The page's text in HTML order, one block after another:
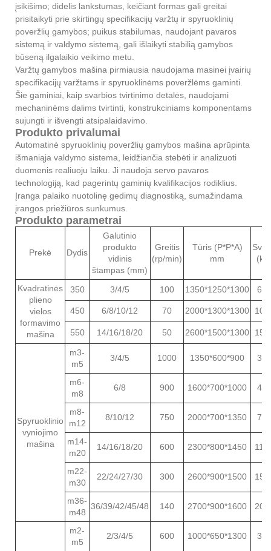
įsikišimo; didelis lankstumas, keičiant formas gali greitai
prisitaikyti prie skirtingų specifikacijų varžtų ir spyruoklinių
poveržlių gamybos; puikus stabilumas, naudojant pavaros
sistemą ir valdymo sistemą, gali išlaikyti stabilią gamybos
būseną ilgalaikio veikimo metu.
Varžtų gamybos mašina pirmiausia naudojama masinei įvairių
specifikacijų varžtams ir spyruoklinėms poveržlėms gaminti.
Šie gaminiai, kaip svarbios tvirtinimo detalės, naudojami
mechaninėms dalims tvirtinti, konstrukciniams komponentams
sujungti ir išvengti atsipalaidavimo.
Produkto privalumai
Automatinė spyruoklinių poveržlių gamybos mašina aprūpinta
išmaniąja valdymo sistema, leidžiančia stebėti ir analizuoti
duomenis realiuoju laiku. Ji naudoja servo pavaros
technologiją, kad pagerintų gaminių kvalifikacijos rodiklius.
Įranga palaiko nuotolinę gedimų diagnostiką, sumažindama
įrangos priežiūros sunkumus.
Produkto parametrai
Prekė Dydis
Galutinio
produkto
vidinis
štampas (mm)
Greitis
(rp/min)
Tūris (P*P*A)
mm
(kg)
Kvadratinės
plieno
vielos
formavimo
mašina
350 3/4/5 100 1350*1250*1300 650
450 6/8/10/12 70 2000*1300*1300
550 14/16/18/20 50 2600*1500*1300
Spyruoklinio
vyniojimo
mašina
m3-
m5
3/4/5 1000 1350*600*900 300
m6-
m8
6/8 900 1600*700*1000 400
m8-
m12
8/10/12 750 2000*700*1350 700
m14-
m20
14/16/18/20 600 2300*800*1450
m22-
m30
22/24/27/30 300 2600*900*1500
m36-
m48
36/39/42/45/48 140 2700*900*1600
m2-
m5
2/3/4/5 600 1000*650*1300 300